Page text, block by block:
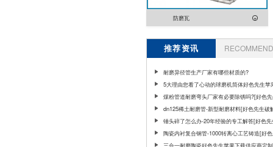
防磨瓦
推荐资讯
耐磨异径管生产厂家有哪些材质的?
5大理由您看了心动的球磨机筒体好色先生苹
厂家[好色先生破解版]
煤粉管道耐磨弯头厂家有必要除锈吗?[好色
版]
dn125稀土耐磨管-新型耐磨材料[好色先生破
锤头碎了怎么办-20年经验的专工解答[好色
版]
陶瓷内衬复合钢管-1000转离心工艺铸造[好
解版]
三合一耐磨陶瓷好色先生苹果下载供应商定